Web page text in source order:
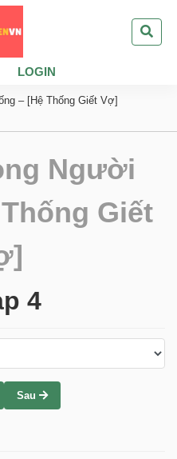
LOGIN
– [Hệ Thống Giết Vợ]
Người
Giết
4
Sau